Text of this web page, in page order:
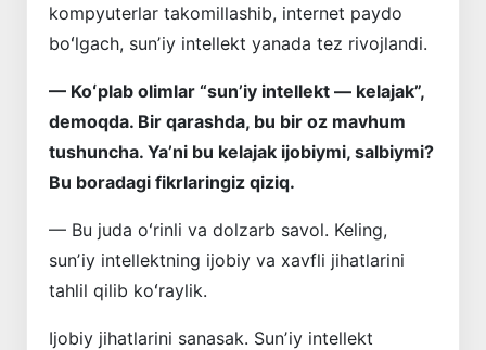
kompyuterlar takomillashib, internet paydo
boʻlgach, sunʼiy intellekt yanada tez rivojlandi.
— Koʻplab olimlar “sunʼiy intellekt — kelajak”,
demoqda. Bir qarashda, bu bir oz mavhum
tushuncha. Yaʼni bu kelajak ijobiymi, salbiymi?
Bu boradagi fikrlaringiz qiziq.
— Bu juda oʻrinli va dolzarb savol. Keling,
sunʼiy intellektning ijobiy va xavfli jihatlarini
tahlil qilib koʻraylik.
Ijobiy jihatlarini sanasak. ­Sunʼiy intellekt